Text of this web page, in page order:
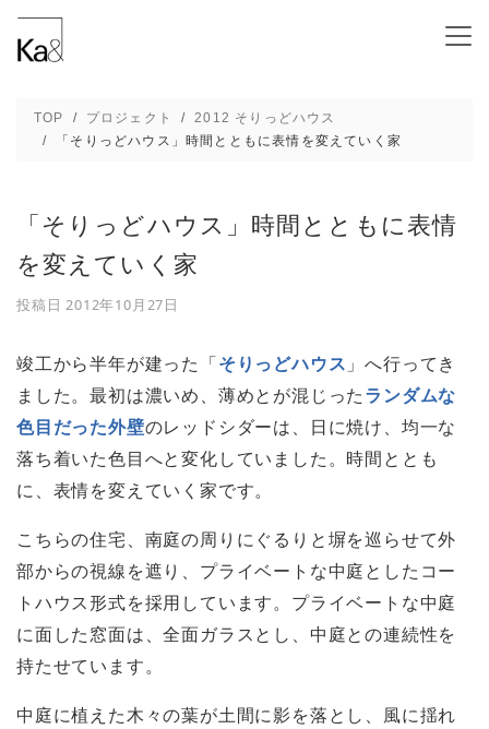
「そりっどハウス」時間とともに表情を変え
TOP プロジェクト
2012 そりっどハウス
「そりっどハウス」時間とともに表情を変えていく家
「そりっどハウス」時間とともに表情
を変えていく家
投稿日2012年10月27日
竣工から半年が建った「そりっどハウス 」へ行ってき
ました。最初は濃いめ、薄めとが混じったランダムな
色目だった外壁のレッドシダーは、日に焼け、均一な
落ち着いた色目へと変化していました。時間ととも
に、表情を変えていく家です。
こちらの住宅、南庭の周りにぐるりと塀を巡らせて外
部からの視線を遮り、プライベートな中庭としたコー
トハウス形式を採用しています。プライベートな中庭
に面した窓面は、全面ガラスとし、中庭との連続性を
持たせています。
中庭に植えた木々の葉が土間に影を落とし、風に揺れ